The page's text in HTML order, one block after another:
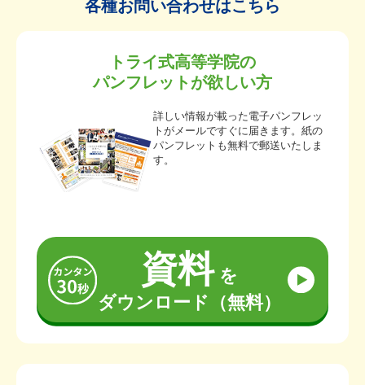
各種お問い合わせはこちら
トライ式高等学院の
パンフレットが欲しい方
詳しい情報が載った電子パンフレッ
トがメールですぐに届きます。紙の
パンフレットも無料で郵送いたしま
す。
資料を
ダウンロード（無料）